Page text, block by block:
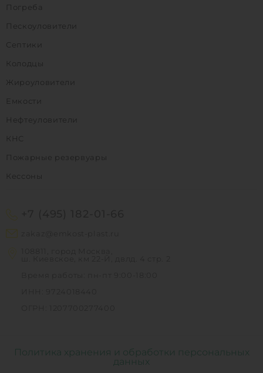
Погреба
Пескоуловители
Септики
Колодцы
Жироуловители
Емкости
Нефтеуловители
КНС
Пожарные резервуары
Кессоны
Политика хранения и обработки персональных
данных